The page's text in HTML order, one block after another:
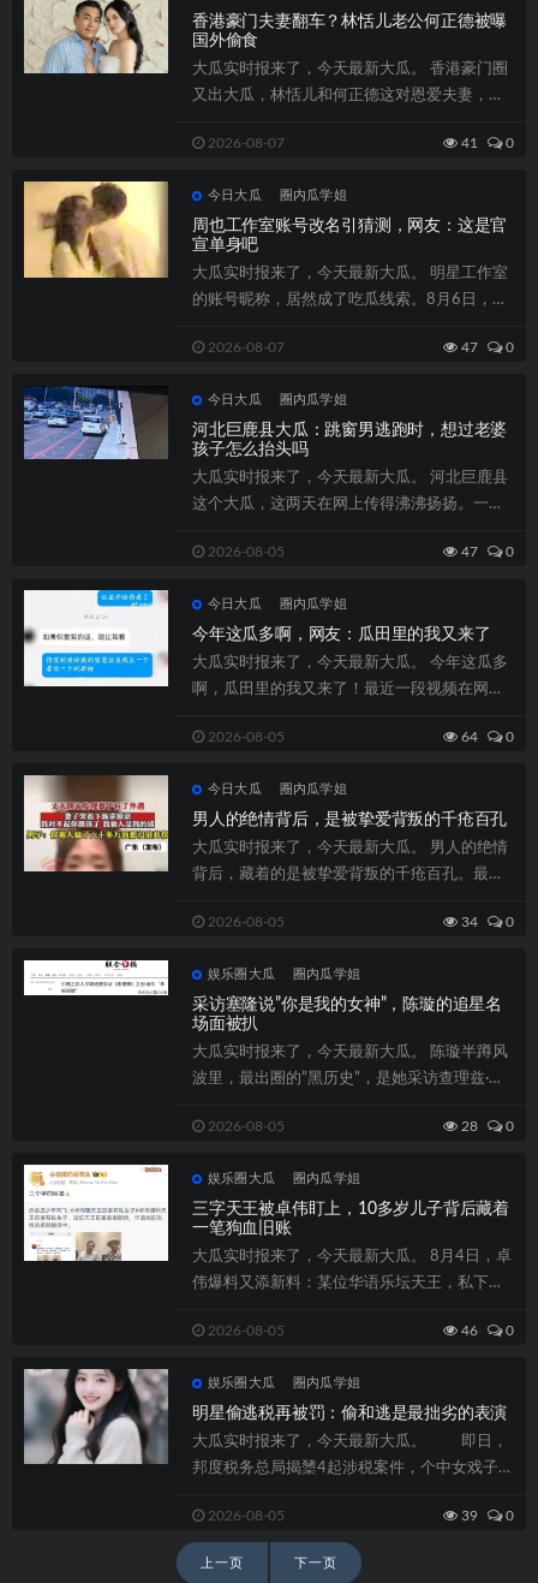
香港豪门夫妻翻车？林恬儿老公何正德被曝
国外偷食
大瓜实时报来了，今天最新大瓜。 香港豪门圈
又出大瓜，林恬儿和何正德这对恩爱夫妻，如
2026-08-07 41 0
今日大瓜 圈内瓜学姐
周也工作室账号改名引猜测，网友：这是官
宣单身吧
大瓜实时报来了，今天最新大瓜。 明星工作室
的账号昵称，居然成了吃瓜线索。8月6日，周
2026-08-07 47 0
今日大瓜 圈内瓜学姐
河北巨鹿县大瓜：跳窗男逃跑时，想过老婆
孩子怎么抬头吗
大瓜实时报来了，今天最新大瓜。 河北巨鹿县
这个大瓜，这两天在网上传得沸沸扬扬。一个
2026-08-05 47 0
今日大瓜 圈内瓜学姐
今年这瓜多啊，网友：瓜田里的我又来了
大瓜实时报来了，今天最新大瓜。 今年这瓜多
啊，瓜田里的我又来了！最近一段视频在网上
2026-08-05 64 0
今日大瓜 圈内瓜学姐
男人的绝情背后，是被挚爱背叛的千疮百孔
大瓜实时报来了，今天最新大瓜。 男人的绝情
背后，藏着的是被挚爱背叛的千疮百孔。最近
2026-08-05 34 0
娱乐圈大瓜 圈内瓜学姐
采访塞隆说”你是我的女神”，陈璇的追星名
场面被扒
大瓜实时报来了，今天最新大瓜。 陈璇半蹲风
波里，最出圈的”黑历史”，是她采访查理兹·塞
2026-08-05 28 0
娱乐圈大瓜 圈内瓜学姐
三字天王被卓伟盯上，10多岁儿子背后藏着
一笔狗血旧账
大瓜实时报来了，今天最新大瓜。 8月4日，卓
伟爆料又添新料：某位华语乐坛天王，私下有
2026-08-05 46 0
娱乐圈大瓜 圈内瓜学姐
明星偷逃税再被罚：偷和逃是最拙劣的表演
大瓜实时报来了，今天最新大瓜。 即日，
邦度税务总局揭橥4起涉税案件，个中女戏子袁
2026-08-05 39 0
下一页
上一页